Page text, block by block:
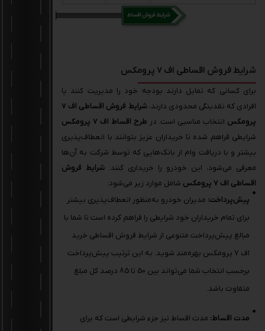
شرایط فروش اقساطی اف 7 پرومکس
برای کسانی که تمایل دارند بودجه خود را مدیریت کنند یا
افرادی که نقدینگی محدودی دارند،
شرایط فروش اقساطی اف 7
پرومکس انتخاب مناسبی است. در طرح اقساط اف 7 پرومکس
شرایطی فراهم شده تا خریداران عزیز بتوانند با انعطاف‌پذیری
بیشتر و با دریافت وام از بانک‌هایی که توسط شرکت به آن‌ها
معرفی می‌شود، این خودرو را خریداری کنند. شرایط فروش
اقساطی اف 7 پرومکس
شامل موارد زیر می‌شود:
پیش‌پرداخت: مدیران خودرو به‌منظور انعطاف‌پذیری بیشتر
برای تمام خریداران خود شرایطی را فراهم کرده است تا شما با
مبالغ پیش‌پرداخت متنوعی از شرایط فروش اقساطی خرید
اف 7 پرومکس بهره‌مند شوید. به این ترتیب پیش‌پرداخت
برحسب انتخاب شما می‌تواند بین 50 تا 85 درصد کل مبلغ
متفاوت باشد.
مدت اقساط: مدت اقساط نیز جزء شرایطی است که برای